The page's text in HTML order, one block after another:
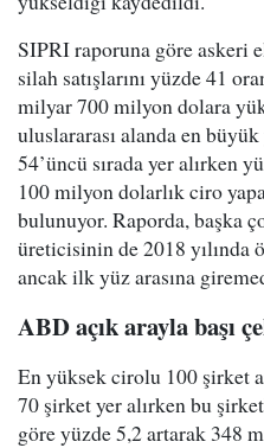
SIPRI raporuna göre
silah satışlarını yüzde 41
milyar 700 milyon dolara
uluslararası alanda en büyük
54’üncü sırada yer alırken
100 milyon dolarlık ciro
bulunuyor. Raporda, başka
üreticisinin de 2018
ancak ilk yüz arasına
ABD açık arayla başı
En yüksek cirolu 100 şirket
70 şirket yer alırken bu
göre yüzde 5,2 artarak 348